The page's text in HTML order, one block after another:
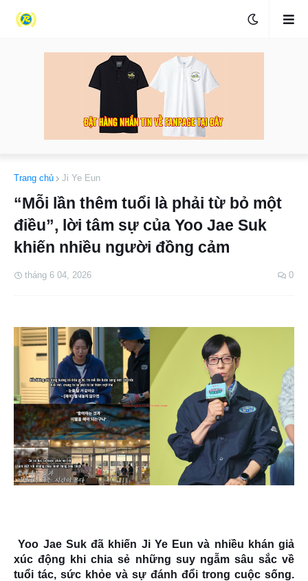
Trang chủ Ji Ye Eun
“Mỗi lần thêm tuổi là phải từ bỏ một
điều”, lời tâm sự của Yoo Jae Suk
khiến nhiều người đồng cảm
tháng 6 04, 2026 0
Yoo Jae Suk đã khiến Ji Ye Eun và nhiều khán giả
xúc động khi chia sẻ những suy ngẫm sâu sắc về
tuổi tác, sức khỏe và sự đánh đổi trong cuộc sống.